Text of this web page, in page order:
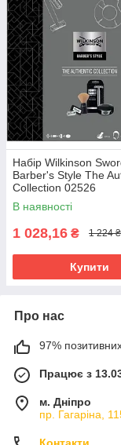
Набір Wilkinson
Barber's Style The
Collection 02526
В наявності
1 028,16 ₴ 1 224 ₴
Купити
Про нас
97% позитивних
Працює з
м. Дніпро
пр. Гагаріна,